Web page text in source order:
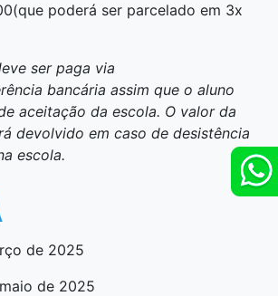
poderá ser parcelado em 3x
ser paga via
bancária assim que o aluno
aceitação da escola. O valor da
devolvido em caso de desistência
escola.
de 2025
de 2025